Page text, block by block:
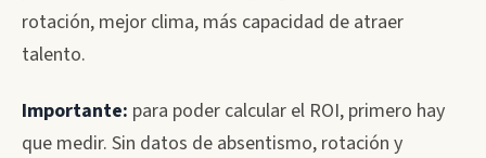
rotación, mejor clima, más capacidad de atraer
talento.
Importante: para poder calcular el ROI, primero hay
que medir. Sin datos de absentismo, rotación y